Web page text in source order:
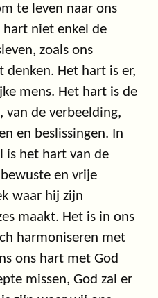
te leven naar ons
hart niet enkel de
zoals ons
Het hart is er,
mens. Het hart is de
van de verbeelding,
en beslissingen. In
is het hart van de
en vrije
waar hij zijn
maakt. Het is in ons
harmoniseren met
ons hart met God
missen, God zal er